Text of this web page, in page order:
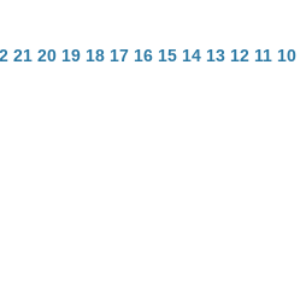
21 20 19 18 17 16 15 14 13 12 11 10